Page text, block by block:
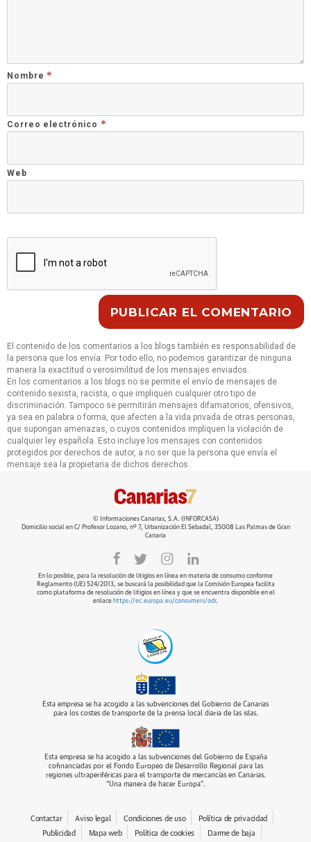
Nombre *
Correo electrónico *
Web
El contenido de los comentarios a los blogs también es responsabilidad de
la persona que los envía. Por todo ello, no podemos garantizar de ninguna
manera la exactitud o verosimilitud de los mensajes enviados.
En los comentarios a los blogs no se permite el envío de mensajes de
contenido sexista, racista, o que impliquen cualquier otro tipo de
discriminación. Tampoco se permitirán mensajes difamatorios, ofensivos,
ya sea en palabra o forma, que afecten a la vida privada de otras personas,
que supongan amenazas, o cuyos contenidos impliquen la violación de
cualquier ley española. Esto incluye los mensajes con contenidos
protegidos por derechos de autor, a no ser que la persona que envía el
mensaje sea la propietaria de dichos derechos.
© Informaciones Canarias, S.A. (INFORCASA)
Domicilio social en C/ Profesor Lozano, nº 7, Urbanización El Sebadal, 35008 Las Palmas de Gran
Canaria
En lo posible, para la resolución de litigios en línea en materia de consumo conforme
Reglamento (UE) 524/2013, se buscará la posibilidad que la Comisión Europea facilita
como plataforma de resolución de litigios en línea y que se encuentra disponible en el
enlace https://ec.europa.eu/consumers/odr.
Esta empresa se ha acogido a las subvenciones del Gobierno de Canarias
para los costes de transporte de la prensa local diaria de las islas.
Esta empresa se ha acogido a las subvenciones del Gobierno de España
cofinanciadas por el Fondo Europeo de Desarrollo Regional para las
regiones ultraperiféricas para el transporte de mercancías en Canarias.
“Una manera de hacer Europa”.
Contactar Aviso legal Condiciones de uso
Política de privacidad
Publicidad
Mapa web Política de cookies Darme de baja